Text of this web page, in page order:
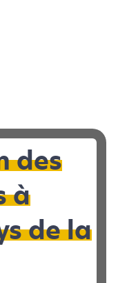
des
à
de la